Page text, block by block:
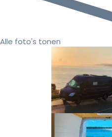
Alle foto's tonen